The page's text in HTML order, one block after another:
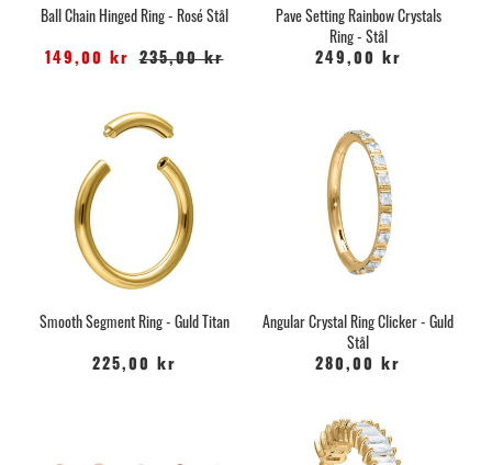
Ball Chain Hinged Ring - Rosé Stål
149,00 kr 235,00 kr
Pave Setting Rainbow Crystals
Ring - Stål
249,00 kr
Smooth Segment Ring - Guld Titan
225,00 kr
Angular Crystal Ring Clicker - Guld
Stål
280,00 kr